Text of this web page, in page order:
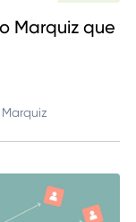
Marquiz que